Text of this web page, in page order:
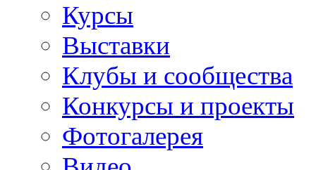
Курсы
Выставки
Клубы и сообщества
Конкурсы и проекты
Фотогалерея